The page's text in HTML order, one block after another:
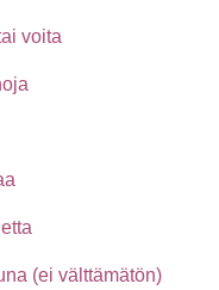
voita
(ei välttämätön)